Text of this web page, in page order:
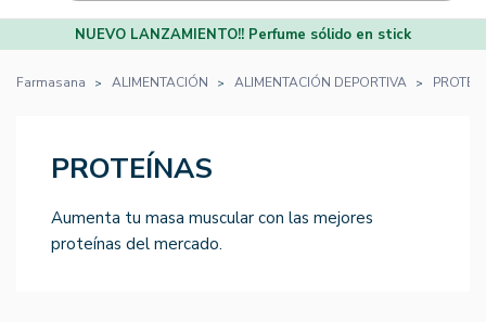
NUEVO LANZAMIENTO!! Perfume sólido en stick
Farmasana ALIMENTACIÓN ALIMENTACIÓN DEPORTIVA
PROTEÍNAS
Aumenta tu masa muscular con las mejores
proteínas del mercado.